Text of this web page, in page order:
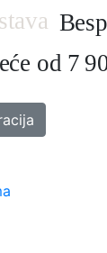
od 7